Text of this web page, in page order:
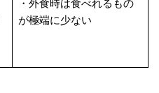
・外食時は食べれるもの
が極端に少ない